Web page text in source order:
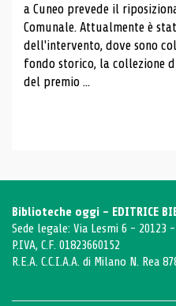
a Cuneo prevede il
Comunale. Attualmente è
dell'intervento, dove sono
fondo storico, la collezione
del premio ...
Biblioteche oggi - EDITRICE
Sede legale: Via Lesmi 6 - 20123
P.IVA, C.F. 01823660152
R.E.A. C.C.I.A.A. di Milano N. Rea